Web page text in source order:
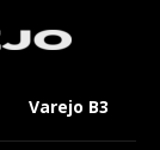
Varejo B3